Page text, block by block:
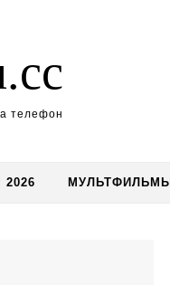
телефон
МУЛЬТФИЛЬМЫ